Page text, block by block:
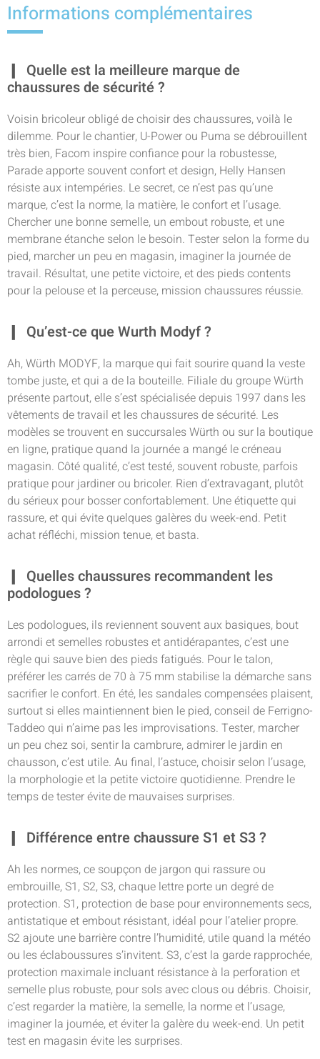
Informations complémentaires
Quelle est la meilleure marque de
chaussures de sécurité ?
Voisin bricoleur obligé de choisir des chaussures, voilà le
dilemme. Pour le chantier, U-Power ou Puma se débrouillent
très bien, Facom inspire confiance pour la robustesse,
Parade apporte souvent confort et design, Helly Hansen
résiste aux intempéries. Le secret, ce n’est pas qu’une
marque, c’est la norme, la matière, le confort et l’usage.
Chercher une bonne semelle, un embout robuste, et une
membrane étanche selon le besoin. Tester selon la forme du
pied, marcher un peu en magasin, imaginer la journée de
travail. Résultat, une petite victoire, et des pieds contents
pour la pelouse et la perceuse, mission chaussures réussie.
Qu’est-ce que Wurth Modyf ?
Ah, Würth MODYF, la marque qui fait sourire quand la veste
tombe juste, et qui a de la bouteille. Filiale du groupe Würth
présente partout, elle s’est spécialisée depuis 1997 dans les
vêtements de travail et les chaussures de sécurité. Les
modèles se trouvent en succursales Würth ou sur la boutique
en ligne, pratique quand la journée a mangé le créneau
magasin. Côté qualité, c’est testé, souvent robuste, parfois
pratique pour jardiner ou bricoler. Rien d’extravagant, plutôt
du sérieux pour bosser confortablement. Une étiquette qui
rassure, et qui évite quelques galères du week-end. Petit
achat réfléchi, mission tenue, et basta.
Quelles chaussures recommandent les
podologues ?
Les podologues, ils reviennent souvent aux basiques, bout
arrondi et semelles robustes et antidérapantes, c’est une
règle qui sauve bien des pieds fatigués. Pour le talon,
préférer les carrés de 70 à 75 mm stabilise la démarche sans
sacrifier le confort. En été, les sandales compensées plaisent,
surtout si elles maintiennent bien le pied, conseil de Ferrigno-
Taddeo qui n’aime pas les improvisations. Tester, marcher
un peu chez soi, sentir la cambrure, admirer le jardin en
chausson, c’est utile. Au final, l’astuce, choisir selon l’usage,
la morphologie et la petite victoire quotidienne. Prendre le
temps de tester évite de mauvaises surprises.
Différence entre chaussure S1 et S3 ?
Ah les normes, ce soupçon de jargon qui rassure ou
embrouille, S1, S2, S3, chaque lettre porte un degré de
protection. S1, protection de base pour environnements secs,
antistatique et embout résistant, idéal pour l’atelier propre.
S2 ajoute une barrière contre l’humidité, utile quand la météo
ou les éclaboussures s’invitent. S3, c’est la garde rapprochée,
protection maximale incluant résistance à la perforation et
semelle plus robuste, pour sols avec clous ou débris. Choisir,
c’est regarder la matière, la semelle, la norme et l’usage,
imaginer la journée, et éviter la galère du week-end. Un petit
test en magasin évite les surprises.